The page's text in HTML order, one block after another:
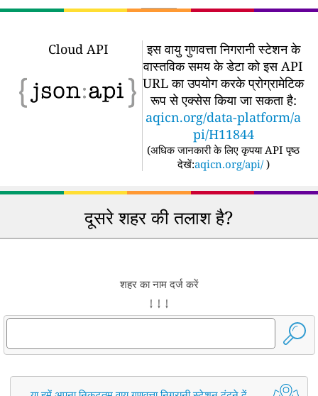
Cloud API
इस वायु गुणवत्ता निगरानी स्टेशन के
वास्तविक समय के डेटा को इस API
URL का उपयोग करके प्रोग्रामेटिक
रूप से एक्सेस किया जा सकता है:
aqicn.org/data-platform/a
pi/H11844
(अधिक जानकारी के लिए कृपया API पृष्ठ
देखें:aqicn.org/api/ )
दूसरे शहर की तलाश है?
शहर का नाम दर्ज करें
↓ ↓ ↓